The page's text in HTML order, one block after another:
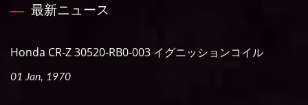
最新ニュース
Honda CR-Z 30520-RB0-003 イグニッションコイル
01 Jan, 1970